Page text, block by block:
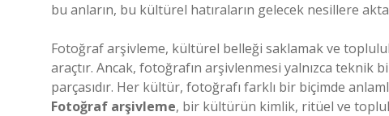
bu anların, bu kültürel hatıraların gelecek nesillere
Fotoğraf arşivleme, kültürel belleği saklamak ve
araçtır. Ancak, fotoğrafın arşivlenmesi yalnızca teknik
parçasıdır. Her kültür, fotoğrafı farklı bir biçimde
Fotoğraf arşivleme, bir kültürün kimlik, ritüel ve